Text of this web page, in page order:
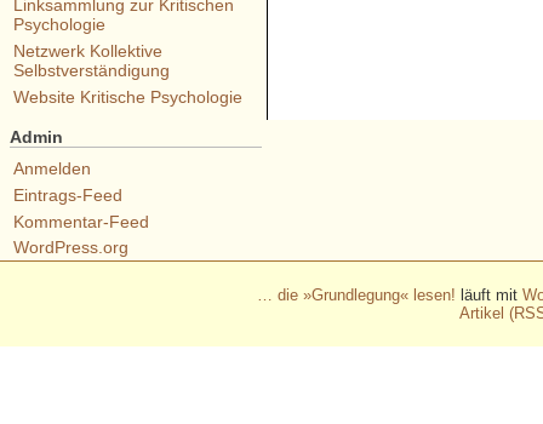
Linksammlung zur Kritischen
Psychologie
Netzwerk Kollektive
Selbstverständigung
Website Kritische Psychologie
Admin
Anmelden
Eintrags-Feed
Kommentar-Feed
WordPress.org
… die »Grundlegung« lesen! läuft mit
Artikel